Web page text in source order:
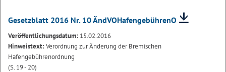
Gesetzblatt 2016 Nr. 10 ÄndVOHafengebührenO
Veröffentlichungsdatum: 15.02.2016
Hinweistext:Verordnung zur Änderung der Bremischen
Hafengebührenordnung
(S. 19 - 20)